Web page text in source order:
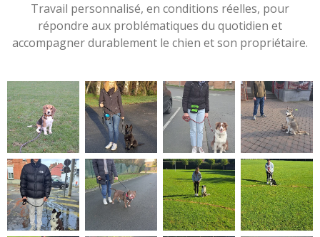
Travail personnalisé, en conditions réelles, pour
répondre aux problématiques du quotidien et
accompagner durablement le chien et son propriétaire.